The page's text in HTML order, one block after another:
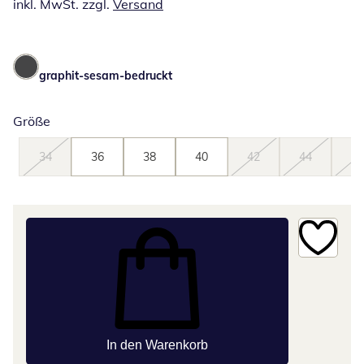
inkl. MwSt. zzgl. Versand
graphit-sesam-bedruckt
Größe
34 36 38 40 42 44
In den Warenkorb